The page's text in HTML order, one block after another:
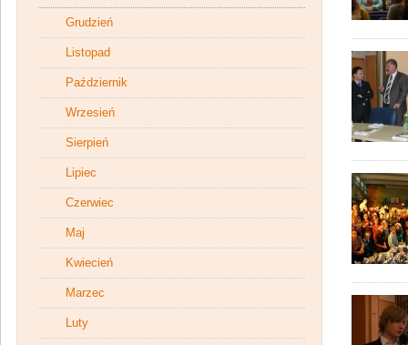
Grudzień
Listopad
Październik
Wrzesień
Sierpień
Lipiec
Czerwiec
Maj
Kwiecień
Marzec
Luty